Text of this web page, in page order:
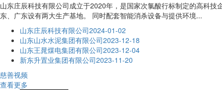
山东庄辰科技有限公司成立于2020年，是国家次氯酸行标制定的高科
东、广东设有两大生产基地。 同时配套智能消杀设备与提供环境...
山东庄辰科技有限公司2024-01-02
山东山水水泥集团有限公司2023-12-18
山东王晁煤电集团有限公司2023-12-04
新东升置业集团有限公司2023-11-20
慈善视频
查看更多